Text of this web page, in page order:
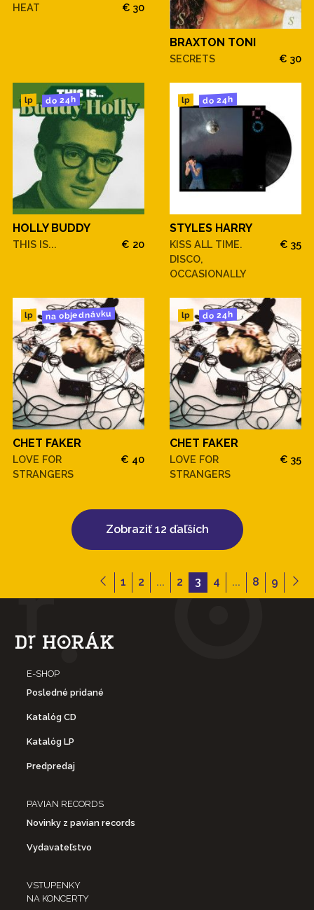
HEAT € 30
BRAXTON TONI
SECRETS € 30
lp do 24h
HOLLY BUDDY
THIS IS... € 20
lp do 24h
STYLES HARRY
KISS ALL TIME.
DISCO,
OCCASIONALLY
€ 35
lp na objednávku
CHET FAKER
LOVE FOR
STRANGERS
€ 40
lp do 24h
CHET FAKER
LOVE FOR
STRANGERS
€ 35
Zobraziť 12 ďaľších
1 2 ... 2 3 4 ... 8 9
E-SHOP
Posledné pridané
Katalóg CD
Katalóg LP
Predpredaj
PAVIAN RECORDS
Novinky z pavian records
Vydavateľstvo
VSTUPENKY
NA KONCERTY